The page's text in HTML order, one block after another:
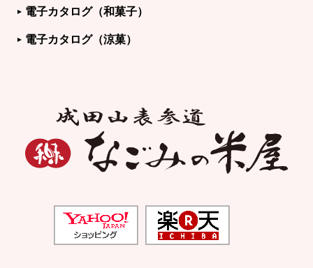
電子カタログ（和菓子）
電子カタログ（涼菓）